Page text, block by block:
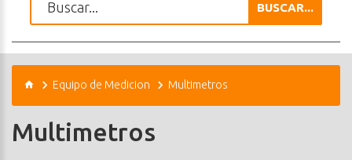
BUSCAR...
Equipo de Medicion Multimetros
Multimetros